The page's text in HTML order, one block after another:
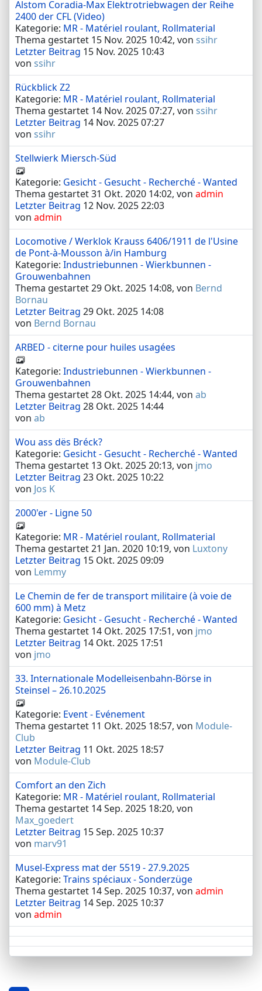
Alstom Coradia-Max Elektrotriebwagen der Reihe
2400 der CFL (Video)
Kategorie: MR - Matériel roulant, Rollmaterial
Thema gestartet 15 Nov. 2025 10:42, von ssihr
Letzter Beitrag 15 Nov. 2025 10:43
von ssihr
Rückblick Z2
Kategorie: MR - Matériel roulant, Rollmaterial
Thema gestartet 14 Nov. 2025 07:27, von ssihr
Letzter Beitrag 14 Nov. 2025 07:27
von ssihr
Stellwierk Miersch-Süd
Kategorie: Gesicht - Gesucht - Recherché - Wanted
Thema gestartet 31 Okt. 2020 14:02, von admin
Letzter Beitrag 12 Nov. 2025 22:03
von admin
Locomotive / Werklok Krauss 6406/1911 de l'Usine
de Pont-à-Mousson à/in Hamburg
Kategorie: Industriebunnen - Wierkbunnen -
Grouwenbahnen
Thema gestartet 29 Okt. 2025 14:08, von Bernd
Bornau
Letzter Beitrag 29 Okt. 2025 14:08
von Bernd Bornau
ARBED - citerne pour huiles usagées
Kategorie: Industriebunnen - Wierkbunnen -
Grouwenbahnen
Thema gestartet 28 Okt. 2025 14:44, von ab
Letzter Beitrag 28 Okt. 2025 14:44
von ab
Wou ass dës Bréck?
Kategorie: Gesicht - Gesucht - Recherché - Wanted
Thema gestartet 13 Okt. 2025 20:13, von jmo
Letzter Beitrag 23 Okt. 2025 10:22
von Jos K
2000'er - Ligne 50
Kategorie: MR - Matériel roulant, Rollmaterial
Thema gestartet 21 Jan. 2020 10:19, von Luxtony
Letzter Beitrag 15 Okt. 2025 09:09
von Lemmy
Le Chemin de fer de transport militaire (à voie de
600 mm) à Metz
Kategorie: Gesicht - Gesucht - Recherché - Wanted
Thema gestartet 14 Okt. 2025 17:51, von jmo
Letzter Beitrag 14 Okt. 2025 17:51
von jmo
33. Internationale Modelleisenbahn-Börse in
Steinsel – 26.10.2025
Kategorie: Event - Evénement
Thema gestartet 11 Okt. 2025 18:57, von Module-
Club
Letzter Beitrag 11 Okt. 2025 18:57
von Module-Club
Comfort an den Zich
Kategorie: MR - Matériel roulant, Rollmaterial
Thema gestartet 14 Sep. 2025 18:20, von
Max_goedert
Letzter Beitrag 15 Sep. 2025 10:37
von marv91
Musel-Express mat der 5519 - 27.9.2025
Kategorie: Trains spéciaux - Sonderzüge
Thema gestartet 14 Sep. 2025 10:37, von admin
Letzter Beitrag 14 Sep. 2025 10:37
von admin